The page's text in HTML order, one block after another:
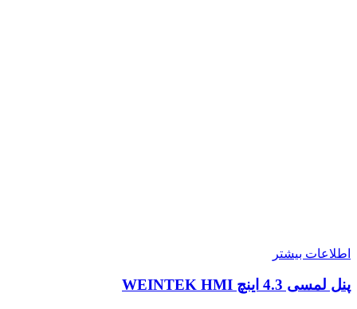
اطلاعات بیشتر
پنل لمسی 4.3 اینچ WEINTEK HMI